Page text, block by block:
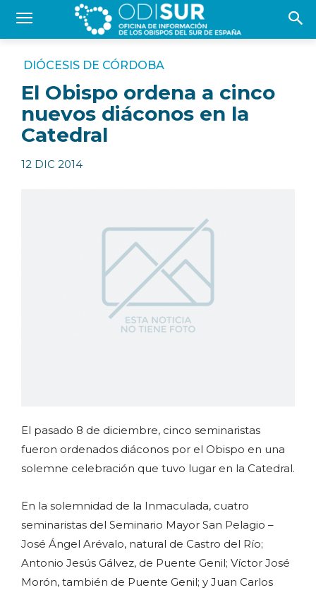
DIÓCESIS DE CÓRDOBA
El Obispo ordena a cinco
nuevos diáconos en la
Catedral
12 DIC 2014
El pasado 8 de diciembre, cinco seminaristas
fueron ordenados diáconos por el Obispo en una
solemne celebración que tuvo lugar en la Catedral.
En la solemnidad de la Inmaculada, cuatro
seminaristas del Seminario Mayor San Pelagio –
José Ángel Arévalo, natural de Castro del Río;
Antonio Jesús Gálvez, de Puente Genil; Víctor José
Morón, también de Puente Genil; y Juan Carlos